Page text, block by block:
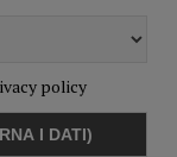
policy